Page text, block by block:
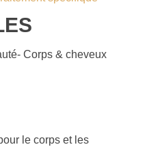
Corps & cheveux
le corps et les